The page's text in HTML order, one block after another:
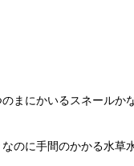
まにかいるスネールか
のに手間のかかる水草